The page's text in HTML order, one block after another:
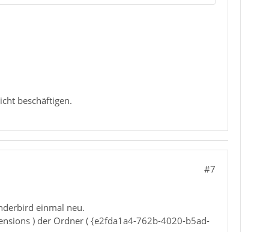
beschäftigen.
#7
einmal neu.
) der Ordner ( {e2fda1a4-762b-4020-b5ad-